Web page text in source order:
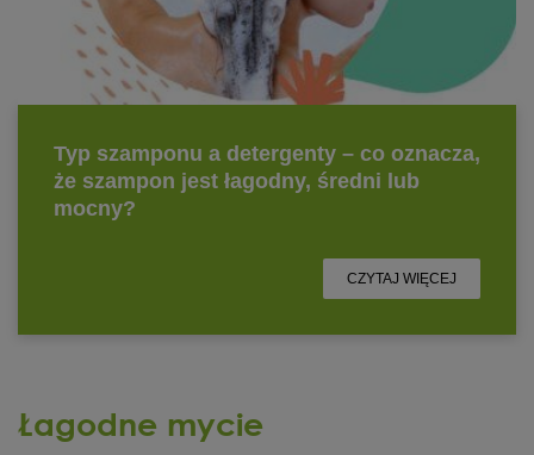
Łagodne mycie